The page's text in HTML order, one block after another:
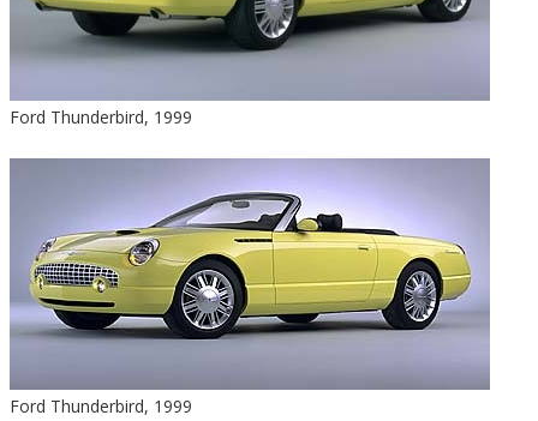
Ford Thunderbird, 1999
Ford Thunderbird, 1999